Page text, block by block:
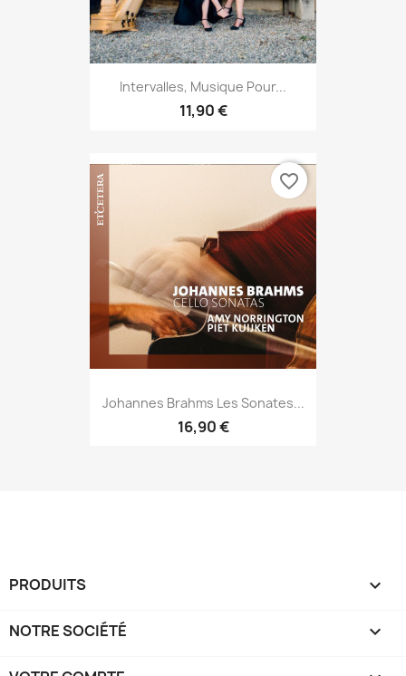
Intervalles, Musique Pour...
11,90 €
Johannes Brahms Les Sonates...
16,90 €
favorite_border
PRODUITS 
NOTRE SOCIÉTÉ 